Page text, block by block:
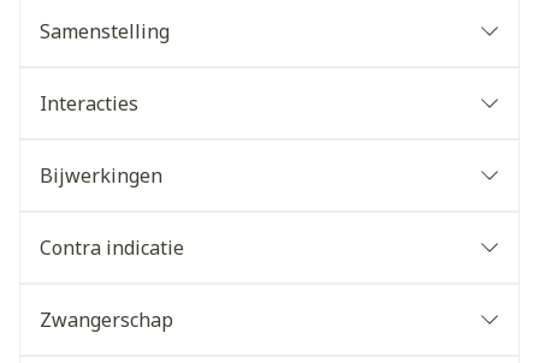
Samenstelling
Interacties
Bijwerkingen
Contra indicatie
Zwangerschap